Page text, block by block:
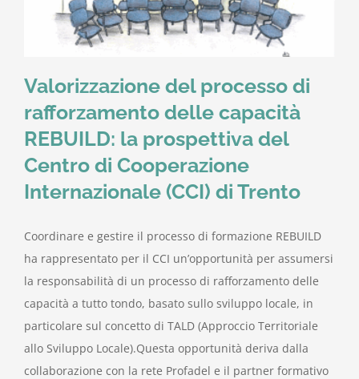
Valorizzazione del processo di
rafforzamento delle capacità
REBUILD: la prospettiva del
Centro di Cooperazione
Internazionale (CCI) di Trento
Coordinare e gestire il processo di formazione REBUILD
ha rappresentato per il CCI un’opportunità per assumersi
la responsabilità di un processo di rafforzamento delle
capacità a tutto tondo, basato sullo sviluppo locale, in
particolare sul concetto di TALD (Approccio Territoriale
allo Sviluppo Locale).Questa opportunità deriva dalla
collaborazione con la rete Profadel e il partner formativo